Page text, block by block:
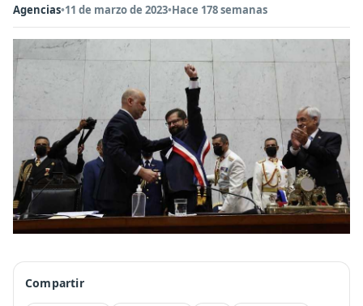
Agencias•11 de marzo de 2023•Hace 178 semanas
Compartir